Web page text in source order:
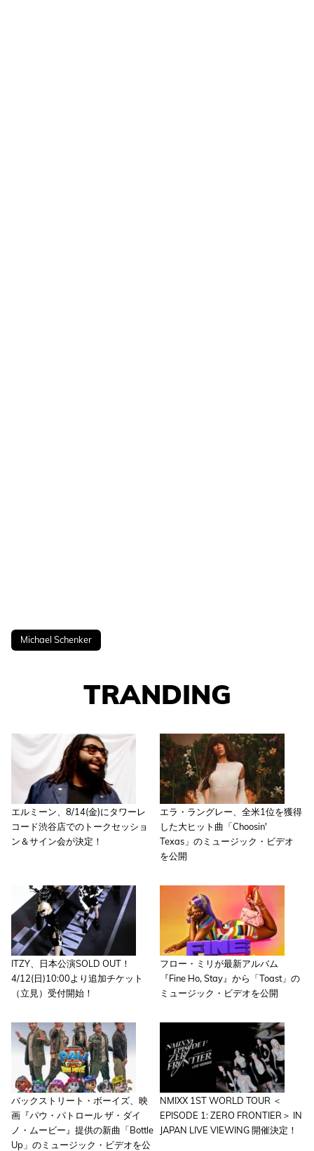
Michael Schenker
TRANDING
エルミーン、8/14(金)にタワーレ
コード渋谷店でのトークセッショ
ン＆サイン会が決定！
エラ・ラングレー、全米1位を獲得
した大ヒット曲「Choosin'
Texas」のミュージック・ビデオ
を公開
ITZY、日本公演SOLD OUT！
4/12(日)10:00より追加チケット
（立見）受付開始！
フロー・ミリが最新アルバム
『Fine Ho, Stay』から「Toast」の
ミュージック・ビデオを公開
バックストリート・ボーイズ、映
画『パウ・パトロール ザ・ダイ
ノ・ムービー』提供の新曲「Bottle
Up」のミュージック・ビデオを公
NMIXX 1ST WORLD TOUR ＜
EPISODE 1: ZERO FRONTIER＞ IN
JAPAN LIVE VIEWING 開催決定！